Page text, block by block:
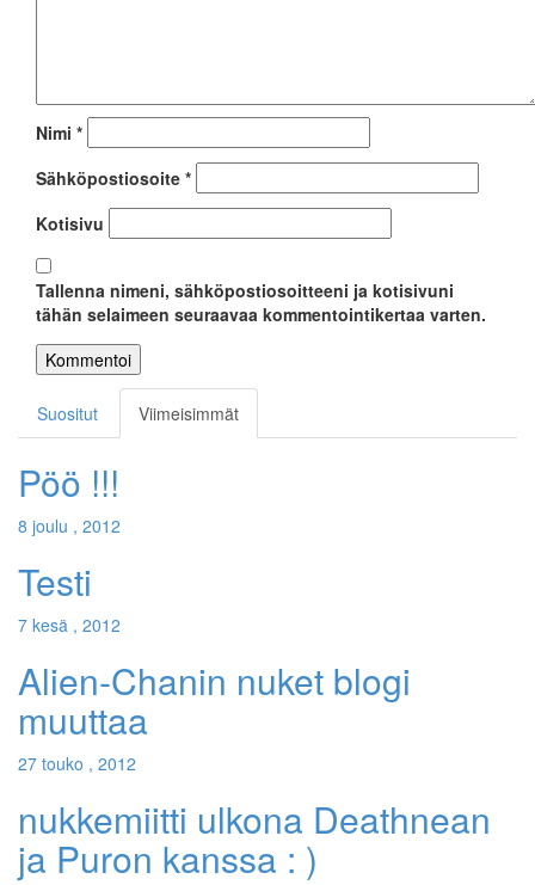
Nimi *
Sähköpostiosoite *
Kotisivu
Tallenna nimeni, sähköpostiosoitteeni ja kotisivuni
tähän selaimeen seuraavaa kommentointikertaa varten.
Suositut Viimeisimmät
Pöö !!!
8 joulu , 2012
Testi
7 kesä , 2012
Alien-Chanin nuket blogi
muuttaa
27 touko , 2012
nukkemiitti ulkona Deathnean
ja Puron kanssa : )